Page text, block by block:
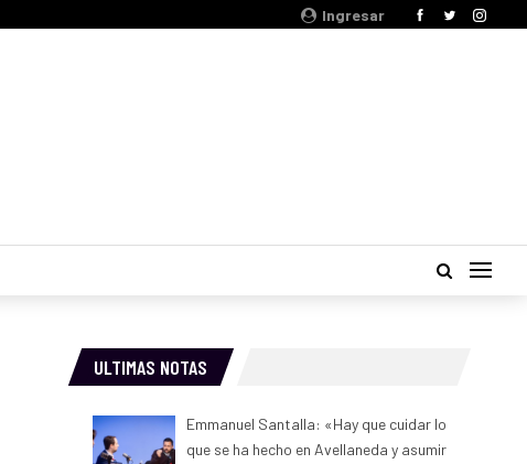
Ingresar
ULTIMAS NOTAS
Emmanuel Santalla: «Hay que cuidar lo
que se ha hecho en Avellaneda y asumir